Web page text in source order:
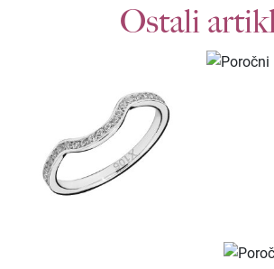
Ostali